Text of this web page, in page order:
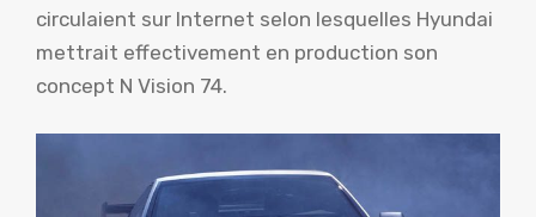
circulaient sur Internet selon lesquelles Hyundai
mettrait effectivement en production son
concept N Vision 74.